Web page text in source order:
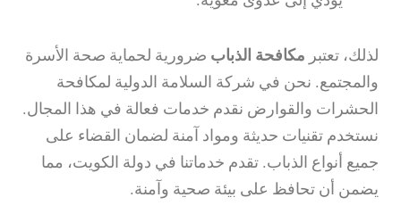
لذلك، تعتبر مكافحة الذباب ضرورية لحماية صحة الأسرة
والمجتمع. نحن في شركة السلامة الدولية لمكافحة
الحشرات والقوارض نقدم خدمات فعالة في هذا المجال.
نستخدم تقنيات حديثة ومواد آمنة لضمان القضاء على
جميع أنواع الذباب. تقدم خدماتنا في دولة الكويت، مما
يضمن أن تحافظ على بيئة صحية وآمنة.